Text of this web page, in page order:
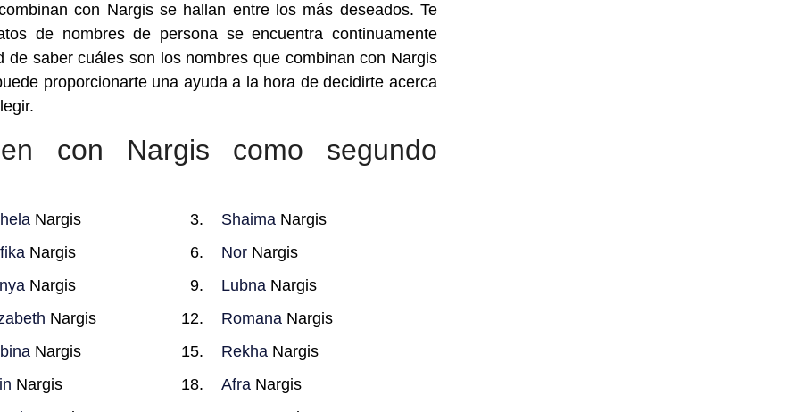
con Nargis se hallan entre los más deseados. Te
de nombres de persona se encuentra continuamente
saber cuáles son los nombres que combinan con Nargis
proporcionarte una ayuda a la hora de decidirte acerca
con Nargis como segundo
Nargis Shaima Nargis
Nargis Nor Nargis
Nargis Lubna Nargis
Nargis Romana Nargis
Nargis Rekha Nargis
Nargis Afra Nargis